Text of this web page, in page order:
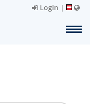
Login |